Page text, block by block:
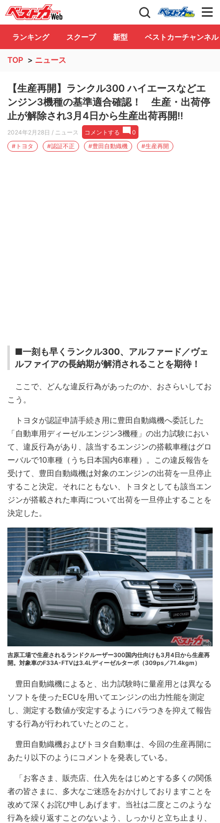
自動車情報誌「ベストカー」 Club
ランキング スクープ 新型 ベストカーチャンネル
TOP > ニュース
【生産再開】ランクル300 ハイエースなどエ
ンジン3機種の基準適合確認！ 生産・出荷停
止が解除され3月4日から生産出荷再開!!
2024年2月28日 / ニュース コメントする
0
#トヨタ
#認証不正 #豊田自動織機 #生産再開
■一刻も早くランクル300、アルファード／ヴェ
ルファイアの長納期が解消されることを期待！
ここで、どんな違反行為があったのか、おさらいしてお
こう。
トヨタが認証申請手続き用に豊田自動織機へ委託した
「自動車用ディーゼルエンジン3機種」の出力試験におい
て、違反行為があり、該当するエンジンの搭載車種はグロ
ーバルで10車種（うち日本国内6車種）。この違反報告を
受けて、豊田自動織機は対象のエンジンの出荷を一旦停止
すること決定。それにともない、トヨタとしても該当エン
ジンが搭載された車両について出荷を一旦停止することを
決定した。
吉原工場で生産されるランドクルーザー300国内仕向けも3月4日から生産再
開。対象車のF33A-FTVは3.4Lディーゼルターボ（309ps／71.4kgm）
豊田自動織機によると、出力試験時に量産用とは異なる
ソフトを使ったECUを用いてエンジンの出力性能を測定
し、測定する数値が安定するようにバラつきを抑えて報告
する行為が行われていたとのこと。
豊田自動織機およびトヨタ自動車は、今回の生産再開に
あたり以下のようにコメントを発表している。
「お客さま、販売店、仕入先をはじめとする多くの関係
者の皆さまに、多大なご迷惑をおかけしておりますことを
改めて深くお詫び申しあげます。当社は二度とこのような
行為を繰り返すことのないよう、しっかりと立ち止まり、